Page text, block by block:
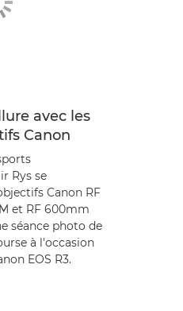
avec les
Canon
Rys se
Canon RF
et RF 600mm
séance photo de
à l'occasion
EOS R3.